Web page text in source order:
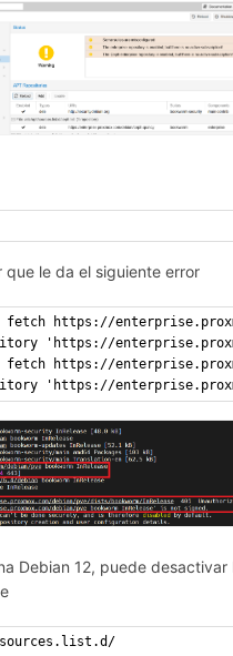
que le da el siguiente error
https://
'https://
https://
'https://
Debian 12, puede desactivar